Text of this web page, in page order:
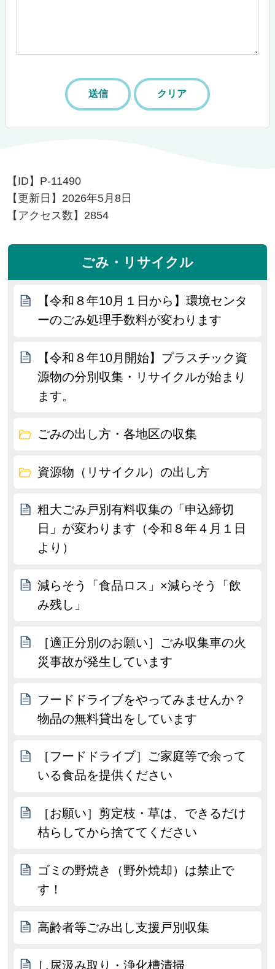
【ID】 P-11490
【更新日】 2026年5月8日
【アクセス数】 2854
ごみ・リサイクル
【令和８年10月１日から】環境センタ
ーのごみ処理手数料が変わります
【令和８年10月開始】プラスチック資
源物の分別収集・リサイクルが始まり
ます。
ごみの出し方・各地区の収集
資源物（リサイクル）の出し方
粗大ごみ戸別有料収集の「申込締切
日」が変わります（令和８年４月１日
より）
減らそう「食品ロス」×減らそう「飲
み残し」
［適正分別のお願い］ごみ収集車の火
災事故が発生しています
フードドライブをやってみませんか？
物品の無料貸出をしています
［フードドライブ］ご家庭等で余って
いる食品を提供ください
［お願い］剪定枝・草は、できるだけ
枯らしてから捨ててください
ゴミの野焼き（野外焼却）は禁止で
す！
高齢者等ごみ出し支援戸別収集
し尿汲み取り・浄化槽清掃